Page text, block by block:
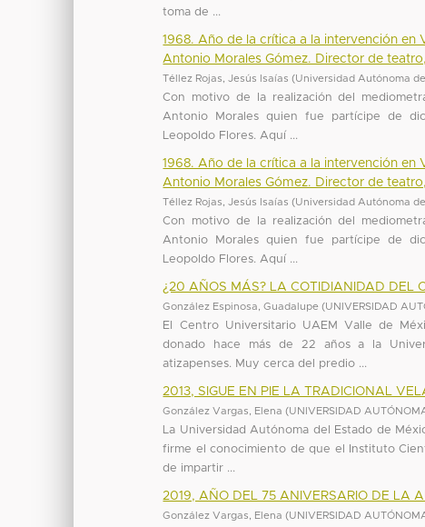
toma de ...
1968. Año de la crítica a la intervención
Antonio Morales Gómez. Director de
Téllez Rojas, Jesús Isaías (Universidad Autónoma
Con motivo de la realización del
Antonio Morales quien fue partícipe de
Leopoldo Flores. Aquí ...
1968. Año de la crítica a la intervención
Antonio Morales Gómez. Director de
Téllez Rojas, Jesús Isaías (Universidad Autónoma
Con motivo de la realización del
Antonio Morales quien fue partícipe de
Leopoldo Flores. Aquí ...
¿20 AÑOS MÁS? LA COTIDIANIDAD DEL
González Espinosa, Guadalupe (UNIVERSIDAD
El Centro Universitario UAEM Valle de
donado hace más de 22 años a la
atizapenses. Muy cerca del predio ...
2013, SIGUE EN PIE LA TRADICIONAL
González Vargas, Elena (UNIVERSIDAD
La Universidad Autónoma del Estado de
firme el conocimiento de que el Instituto
de impartir ...
2019, AÑO DEL 75 ANIVERSARIO DE LA
González Vargas, Elena (UNIVERSIDAD